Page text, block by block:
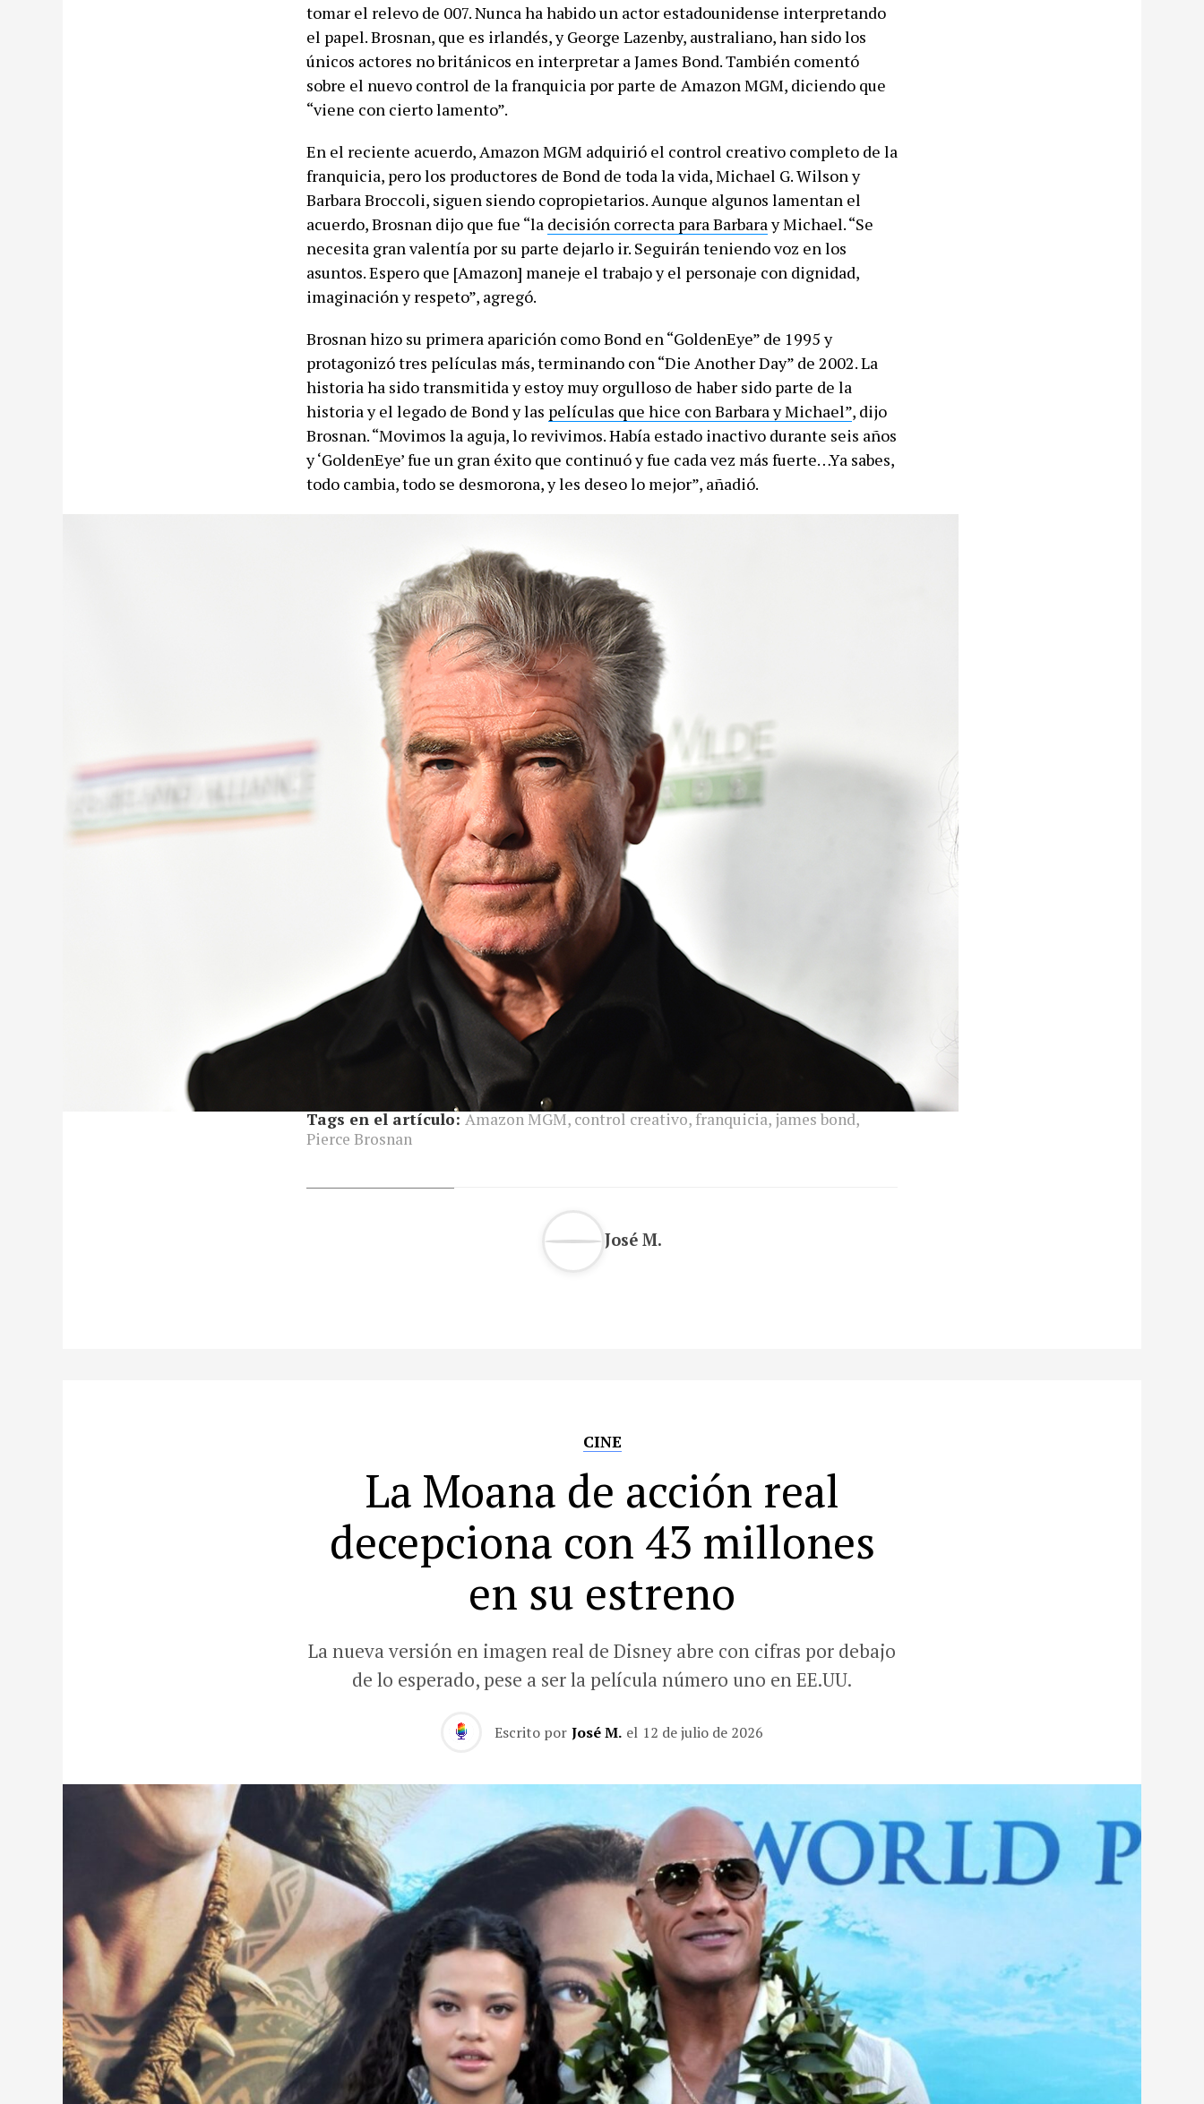
tomar el relevo de 007. Nunca ha habido un actor estadounidense interpretando
el papel. Brosnan, que es irlandés, y George Lazenby, australiano, han sido los
únicos actores no británicos en interpretar a James Bond. También comentó
sobre el nuevo control de la franquicia por parte de Amazon MGM, diciendo que
“viene con cierto lamento”.
En el reciente acuerdo, Amazon MGM adquirió el control creativo completo de la
franquicia, pero los productores de Bond de toda la vida, Michael G. Wilson y
Barbara Broccoli, siguen siendo copropietarios. Aunque algunos lamentan el
acuerdo, Brosnan dijo que fue “la decisión correcta para Barbaray Michael. “Se
necesita gran valentía por su parte dejarlo ir. Seguirán teniendo voz en los
asuntos. Espero que [Amazon] maneje el trabajo y el personaje con dignidad,
imaginación y respeto”, agregó.
Brosnan hizo su primera aparición como Bond en “GoldenEye” de 1995 y
protagonizó tres películas más, terminando con “Die Another Day” de 2002. La
historia ha sido transmitida y estoy muy orgulloso de haber sido parte de la
historia y el legado de Bond y las películas que hice con Barbara y Michael”, dijo
Brosnan. “Movimos la aguja, lo revivimos. Había estado inactivo durante seis años
y ‘GoldenEye’ fue un gran éxito que continuó y fue cada vez más fuerte…Ya sabes,
todo cambia, todo se desmorona, y les deseo lo mejor”, añadió.
Tags en el artículo: Amazon MGM, control creativo, franquicia, james bond,
Pierce Brosnan
José M.
CINE
La Moana de acción real
decepciona con 43 millones
en su estreno
La nueva versión en imagen real de Disney abre con cifras por debajo
de lo esperado, pese a ser la película número uno en EE.UU.
Escrito por José M. el 12 de julio de 2026